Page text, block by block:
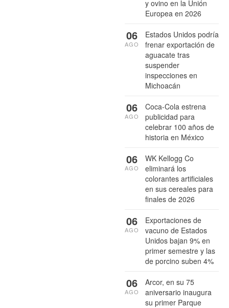
y ovino en la Unión
Europea en 2026
Estados Unidos podría
frenar exportación de
aguacate tras
suspender
inspecciones en
Michoacán
06
AGO
Coca-Cola estrena
publicidad para
celebrar 100 años de
historia en México
06
AGO
WK Kellogg Co
eliminará los
colorantes artificiales
en sus cereales para
finales de 2026
06
AGO
Exportaciones de
vacuno de Estados
Unidos bajan 9% en
primer semestre y las
de porcino suben 4%
06
AGO
Arcor, en su 75
aniversario inaugura
su primer Parque
06
AGO